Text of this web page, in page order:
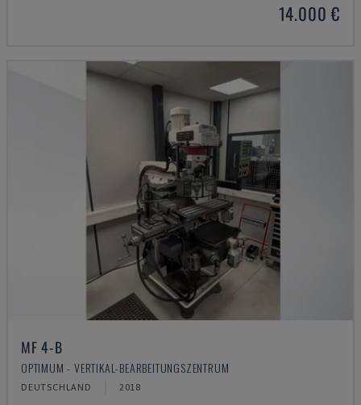
14.000 €
MF 4-B
OPTIMUM - VERTIKAL-BEARBEITUNGSZENTRUM
DEUTSCHLAND 2018